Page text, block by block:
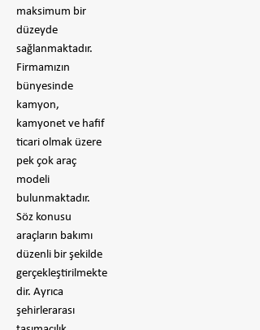
maksimum bir
düzeyde
sağlanmaktadır.
Firmamızın
bünyesinde
kamyon,
kamyonet ve hafif
ticari olmak üzere
pek çok araç
modeli
bulunmaktadır.
Söz konusu
araçların bakımı
düzenli bir şekilde
gerçekleştirilmekte
dir. Ayrıca
şehirlerarası